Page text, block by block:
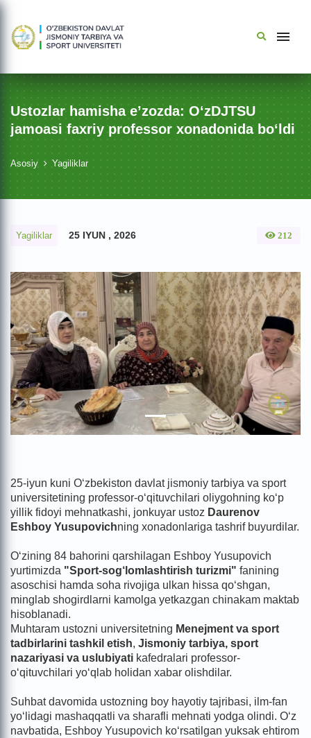
Ustozlar hamisha e’zozda: O‘zDJTSU
jamoasi faxriy professor xonadonida bo‘ldi
Asosiy Yagiliklar
Yagiliklar 25 IYUN , 2026 212
25-iyun kuni O‘zbekiston davlat jismoniy tarbiya va sport
universitetining professor-o‘qituvchilari oliygohning ko‘p
yillik fidoyi mehnatkashi, jonkuyar ustoz Daurenov
Eshboy Yusupovichning xonadonlariga tashrif buyurdilar.
O‘zining 84 bahorini qarshilagan Eshboy Yusupovich
yurtimizda "Sport-sog‘lomlashtirish turizmi" fanining
asoschisi hamda soha rivojiga ulkan hissa qo‘shgan,
minglab shogirdlarni kamolga yetkazgan chinakam maktab
hisoblanadi.
Muhtaram ustozni universitetning Menejment va sport
tadbirlarini tashkil etish, Jismoniy tarbiya, sport
nazariyasi va uslubiyati kafedralari professor-
o‘qituvchilari yo‘qlab holidan xabar olishdilar.
Suhbat davomida ustozning boy hayotiy tajribasi, ilm-fan
yo‘lidagi mashaqqatli va sharafli mehnati yodga olindi. O‘z
navbatida, Eshboy Yusupovich ko‘rsatilgan yuksak ehtirom